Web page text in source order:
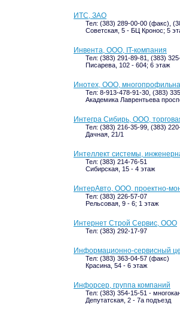
ИТС, ЗАО
Тел: (383) 289-00-00 (факс),
Советская, 5 - БЦ Кронос; 5
Инвента, ООО, IT-компания
Тел: (383) 291-89-81, (383)
Писарева, 102 - 604; 6 этаж
Инотех, ООО,
Тел: 8-913-478-91-30, (383)
Академика Лаврентьева
Интегра Сибирь, ООО,
Тел: (383) 216-35-99, (383)
Дачная, 21/1
Интеллект системы,
Тел: (383) 214-76-51
Сибирская, 15 - 4 этаж
ИнтерАвто, ООО, проектно-
Тел: (383) 226-57-07
Рельсовая, 9 - 6; 1 этаж
Интернет Строй Сервис, ООО
Тел: (383) 292-17-97
Информационно-сервисный
Тел: (383) 363-04-57 (факс)
Красина, 54 - 6 этаж
Инфорсер, группа компаний
Тел: (383) 354-15-51 -
Депутатская, 2 - 7а подъезд